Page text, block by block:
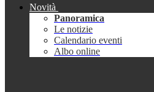
Novità
Panoramica
Le notizie
Calendario eventi
Albo online